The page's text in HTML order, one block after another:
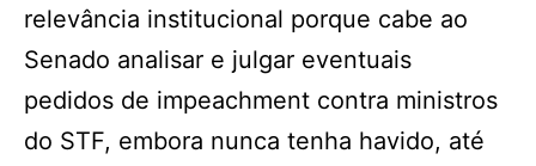
relevância institucional porque cabe ao
Senado analisar e julgar eventuais
pedidos de impeachment contra ministros
do STF, embora nunca tenha havido, até